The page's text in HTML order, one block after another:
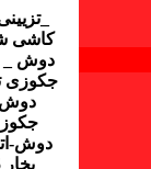
_
کاشی
دوش _
جکوزی
دوش
دوش-